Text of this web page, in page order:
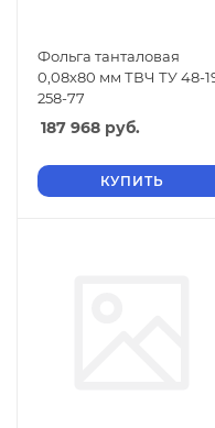
Фольга танталовая
0,08х80 мм ТВЧ ТУ 48-
258-77
187 968 руб.
КУПИТЬ